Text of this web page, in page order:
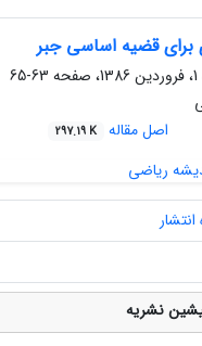
برای قضیه اساسی جبر
63-65
اصل مقاله 297.19 K
انتشار
نشریه